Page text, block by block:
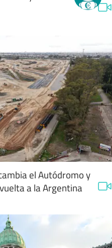
el Autódromo y
a la Argentina